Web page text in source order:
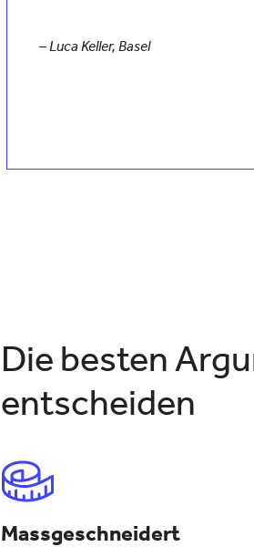
–Luca Keller, Basel
Die besten
entscheiden
Massgeschneidert